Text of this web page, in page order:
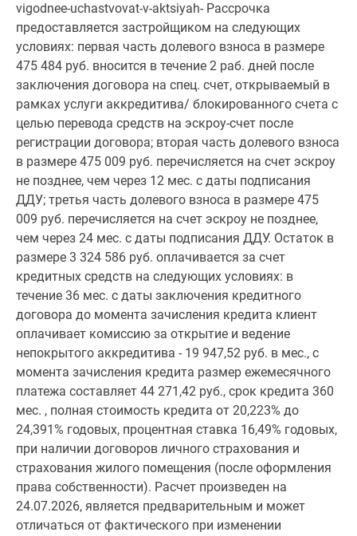
vigodnee-uchastvovat-v-aktsiyah- Pacсрочка
предоставляется застройщиком на следующих
условиях: первая часть долевого взноса в размере
475 484 руб. вносится в течение 2 раб. дней после
заключения договора на спец. счет, открываемый в
рамках услуги аккредитива/ блокированного счета с
целью перевода средств на эскроу-счет после
регистрации договора; вторая часть долевого взноса
в размере 475 009 руб. перечисляется на счет эскроу
не позднее, чем через 12 мес. с даты подписания
ДДУ; третья часть долевого взноса в размере 475
009 руб. перечисляется на счет эскроу не позднее,
чем через 24 мес. с даты подписания ДДУ. Остаток в
размере 3 324 586 руб. оплачивается за счет
кредитных средств на следующих условиях: в
течение 36 мес. с даты заключения кредитного
договора до момента зачисления кредита клиент
оплачивает комиссию за открытие и ведение
непокрытого аккредитива - 19 947,52 руб. в мес., с
момента зачисления кредита размер ежемесячного
платежа составляет 44 271,42 руб., срок кредита 360
мес. , полная стоимость кредита от 20,223% до
24,391% годовых, процентная ставка 16,49% годовых,
при наличии договоров личного страхования и
страхования жилого помещения (после оформления
права собственности). Расчет произведен на
24.07.2026, является предварительным и может
отличаться от фактического при изменении